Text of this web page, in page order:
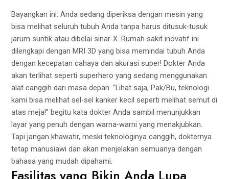
Bayangkan ini: Anda sedang diperiksa dengan mesin yang
bisa melihat seluruh tubuh Anda tanpa harus ditusuk-tusuk
jarum suntik atau dibelai sinar-X. Rumah sakit inovatif ini
dilengkapi dengan MRI 3D yang bisa memindai tubuh Anda
dengan kecepatan cahaya dan akurasi super! Dokter Anda
akan terlihat seperti superhero yang sedang menggunakan
alat canggih dari masa depan. “Lihat saja, Pak/Bu, teknologi
kami bisa melihat sel-sel kanker kecil seperti melihat semut di
atas meja!” begitu kata dokter Anda sambil menunjukkan
layar yang penuh dengan warna-warni yang menakjubkan.
Tapi jangan khawatir, meski teknologinya canggih, dokternya
tetap manusiawi dan akan menjelakan semuanya dengan
bahasa yang mudah dipahami.